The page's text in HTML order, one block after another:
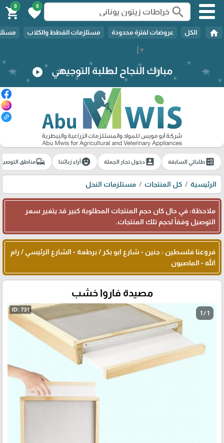
▼
search
0
favorite
0
shopping_cart
home الكل عروضات لفترة محدودة مستلزمات القطط والكلاب
مبارك النجاح لطلبة التوجيهي play_circle
ballotطلباتي السابقة account_boxدخول تجار الجملة emoji_emotionsآراء زبائننا commuteمناطق
الرئيسية كل المنتجات مستلزمات النحل
ملاحظة: في حال كان حجم المنتجات المطلوبة كبير قد يتغير سعر
التوصيل وفقاً لحجم تلك المنتجات.
فروعنا فلسطين : جنين - شارع ابو بكر / برطعة - الشارع الرئيسي / رام
الله - الماصيون
مصيدة فاروا خشب
1 / 1